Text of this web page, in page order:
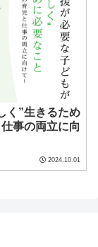
く”生きるため
事の両立に向
2024.10.01